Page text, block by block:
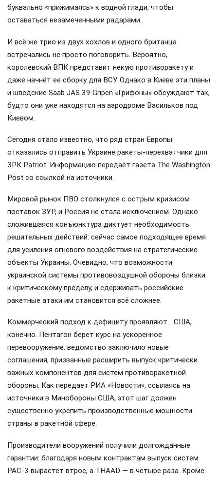
буквально «прижимаясь» к водной глади, чтобы
оставаться незамеченными радарами.
И всё же трио из двух хохлов и одного британца
встречались не просто поговорить. Вероятно,
королевский ВПК представит некую противоракету и
даже начнёт ее сборку для ВСУ. Однако в Киеве эти планы
и шведские Saab JAS 39 Gripen «Грифоны» обсуждают так,
будто они уже находятся на аэродроме Васильков под
Киевом.
Сегодня стало известно, что ряд стран Европы
отказались отправить Украине ракеты-перехватчики для
ЗРК Patriot. Информацию передаёт газета The Washington
Post со ссылкой на источники.
Мировой рынок ПВО столкнулся с острым кризисом
поставок ЗУР, и Россия не стала исключением. Однако
сложившаяся конъюнктура диктует необходимость
решительных действий: сейчас самое подходящее время
для усиления огневого воздействия на стратегические
объекты Украины. Очевидно, что возможности
украинской системы противовоздушной обороны близки
к критическому пределу, и сдерживать российские
ракетные атаки им становится всё сложнее.
Коммерческий подход к дефициту проявляют… США,
конечно. Пентагон берет курс на ускоренное
перевооружение: ведомство заключило новые
соглашения, призванные расширить выпуск критически
важных компонентов для систем противоракетной
обороны. Как передает РИА «Новости», ссылаясь на
источники в Минобороны США, этот шаг должен
существенно укрепить производственные мощности
страны в ракетной сфере.
Производители вооружений получили долгожданные
гарантии: благодаря новым контрактам выпуск систем
PAC-3 вырастет втрое, а THAAD — в четыре раза. Кроме